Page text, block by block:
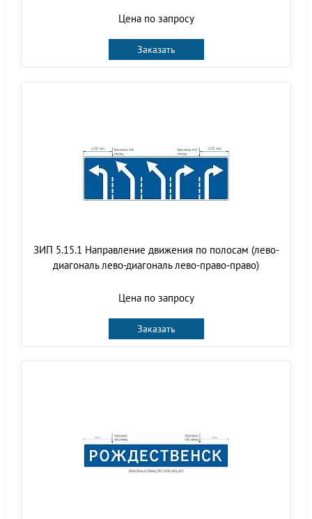
Цена по запросу
Заказать
ЗИП 5.15.1 Направление движения по полосам (лево-
диагональ лево-диагональ лево-право-право)
Цена по запросу
Заказать